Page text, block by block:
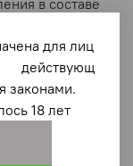
в составе
лодок
и вплоть до
и
для лиц
действующ
законами.
18 лет